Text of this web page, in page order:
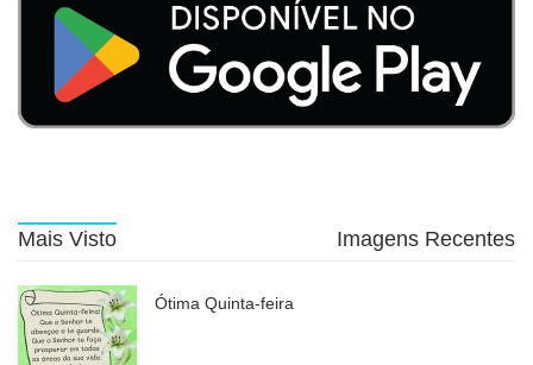
Mais Visto Imagens Recentes
Ótima Quinta-feira